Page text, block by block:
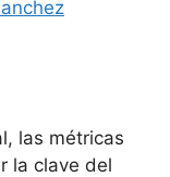
las métricas
la clave del